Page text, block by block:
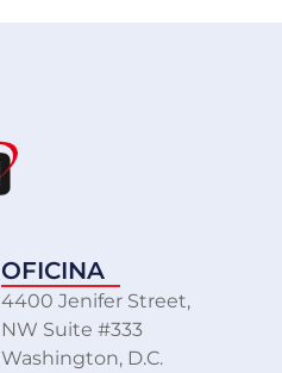
OFICINA
4400 Jenifer Street,
NW Suite #333
Washington, D.C.